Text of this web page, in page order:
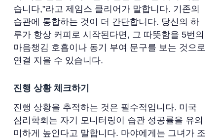
습니다,”라고 제임스 클리어가 말합니다. 기존의
습관에 통합하는 것이 더 간단합니다. 당신의 하
루가 항상 커피로 시작된다면, 그 따뜻함을 5번의
마음챙김 호흡이나 동기 부여 문구를 보는 것으로
연결 지을 수 있습니다.
진행 상황 체크하기
진행 상황을 추적하는 것은 필수적입니다. 미국
심리학회는 자기 모니터링이 습관 성공률을 유의
미하게 높인다고 말합니다. 마야에게는 그녀가 조